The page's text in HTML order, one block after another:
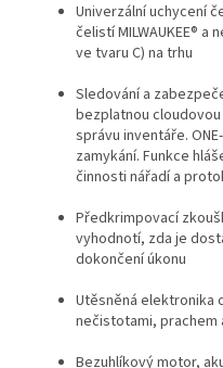
Univerzální uchycení
čelistí MILWAUKEE®
ve tvaru C) na trhu
Sledování a
bezplatnou
správu inventáře.
zamykání. Funkce
činnosti nářadí a
Předkrimpovací
vyhodnotí, zda je
dokončení úkonu
Utěsněná elektronika
nečistotami, prachem
Bezuhlíkový motor,